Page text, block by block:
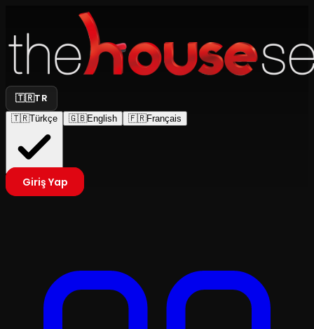
🇹🇷TR
🇹🇷Türkçe 🇬🇧English 🇫🇷Français
Giriş Yap